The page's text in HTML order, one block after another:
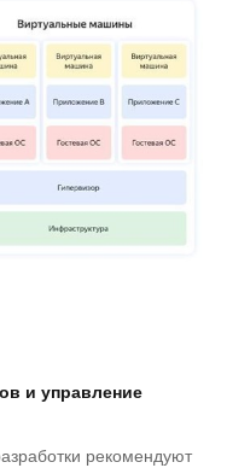
и управление
рекомендуют